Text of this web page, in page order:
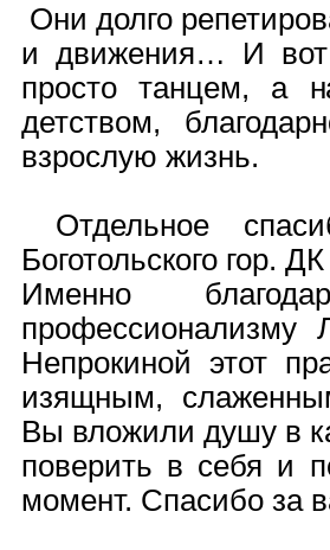
Они долго
и движения… И вот
просто танцем, а
детством,
взрослую жизнь.
Отдельное
Боготольского гор.
Именно
Непрокиной этот
изящным,
Вы вложили душу в
поверить в себя и
момент. Спасибо за